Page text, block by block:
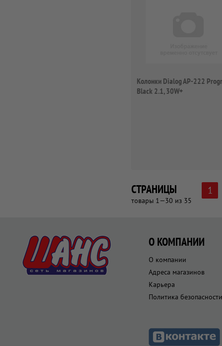
Колонки Dialog AP-222
Black 2.1, 30W+
СТРАНИЦЫ
товары 1—30 из 35
1
О КОМПАНИИ
О компании
Адреса магазинов
Карьера
Политика безопасности